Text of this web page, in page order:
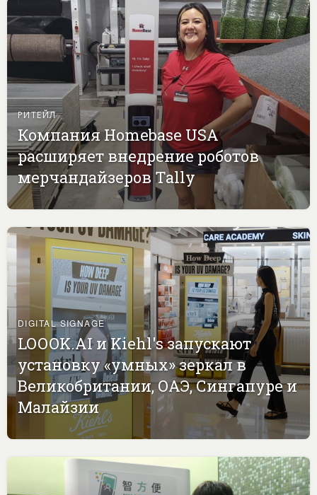
РИТЕЙЛ
Компания Homebase USA
расширяет внедрение роботов
мерчандайзеров Tally
DIGITAL SIGNAGE
LOOOK.AI и Kiehl's запускают
установку «умных» зеркал в
Великобритании, ОАЭ, Сингапуре и
Малайзии